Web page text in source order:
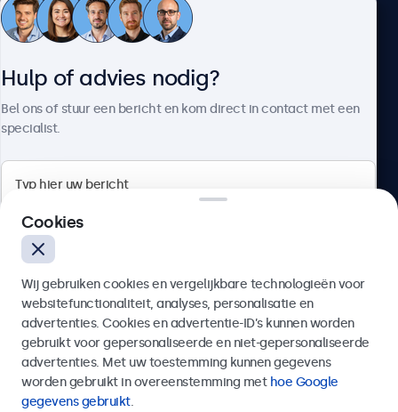
Klantenservice
4.8/5 door 5000+ bedrijven
Nederlands
Hulp of advies nodig?
Bel ons of stuur een bericht en kom direct in contact met een
specialist.
Verzenden
Of bel ons op
Cookies
Wij gebruiken cookies en vergelijkbare technologieën voor
websitefunctionaliteit, analyses, personalisatie en
advertenties. Cookies en advertentie-ID’s kunnen worden
gebruikt voor gepersonaliseerde en niet-gepersonaliseerde
advertenties. Met uw toestemming kunnen gegevens
worden gebruikt in overeenstemming met hoe Google
gegevens gebruikt.